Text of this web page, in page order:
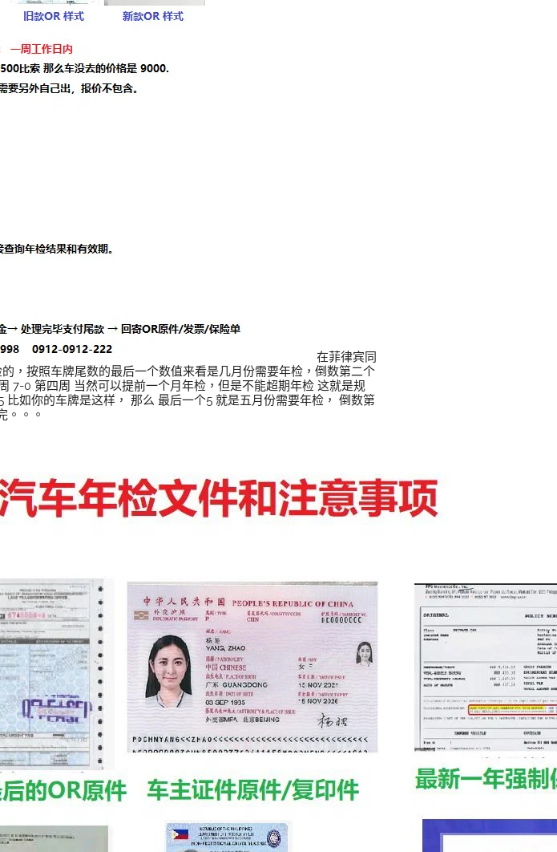
在菲律宾同
，按照车牌尾数的最后一个数值来看是几月份需要年检，倒数第二个
7-0 第四周 当然可以提前一个月年检，但是不能超期年检 这就是规
如你的车牌是这样， 那么 最后一个5 就是五月份需要年检， 倒数第
。。。